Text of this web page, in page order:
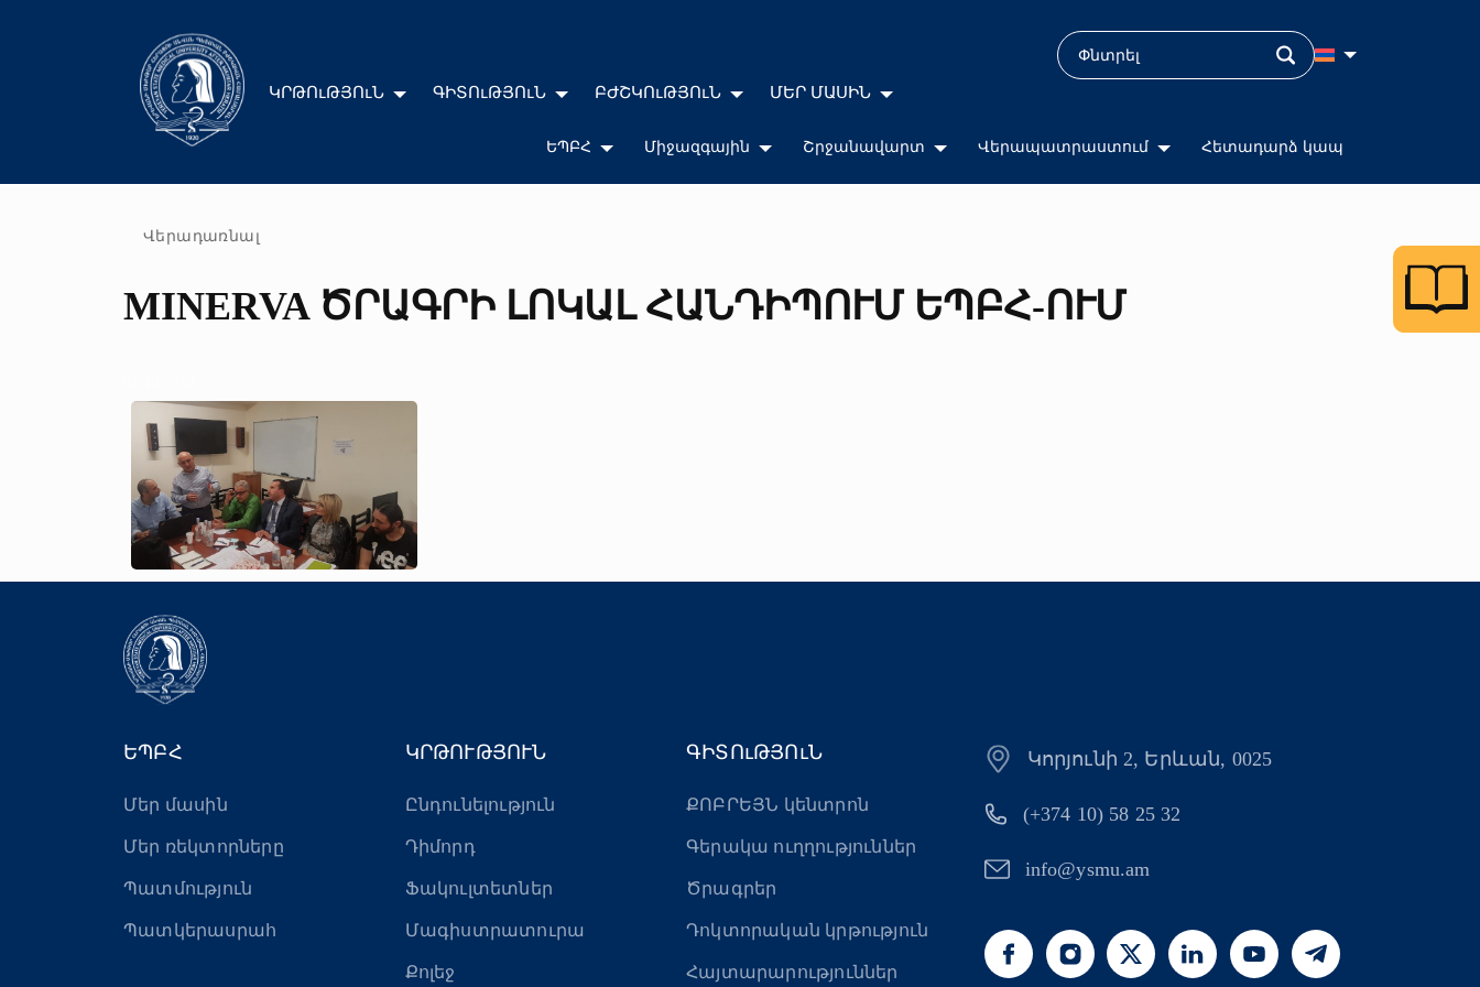
ԿՐԹՈւԹՅՈւՆ ԳԻՏՈւԹՅՈւՆ ԲԺՇԿՈւԹՅՈւՆ ՄԵՐ ՄԱՍԻՆ
ԵՊԲՀ Միջազգային Շրջանավարտ Վերապատրաստում Հետադարձ կապ
Վերադառնալ
MINERVA ԾՐԱԳՐԻ ԼՈԿԱԼ ՀԱՆԴԻՊՈՒՄ ԵՊԲՀ-ՈՒՄ
ԵՊԲՀ
Մեր մասին
Մեր ռեկտորները
Պատմություն
Պատկերասրահ
ԿՐԹՈՒԹՅՈՒՆ
Ընդունելություն
Դիմորդ
Ֆակուլտետներ
Մագիստրատուրա
Քոլեջ
ԳԻՏՈւԹՅՈւՆ
ՔՈԲՐԵՅՆ կենտրոն
Գերակա ուղղություններ
Ծրագրեր
Դոկտորական կրթություն
Հայտարարություններ
Կորյունի 2, Երևան, 0025
(+374 10) 58 25 32
info@ysmu.am